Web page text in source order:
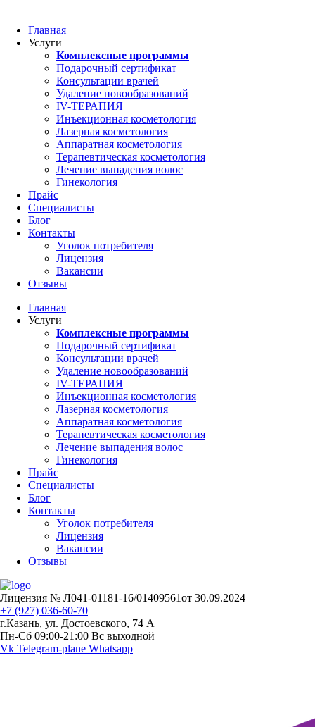
Главная
Услуги
Комплексные программы
Подарочный сертификат
Консультации врачей
Удаление новообразований
IV-ТЕРАПИЯ
Инъекционная косметология
Лазерная косметология
Аппаратная косметология
Терапевтическая косметология
Лечение выпадения волос
Гинекология
Прайс
Специалисты
Блог
Контакты
Уголок потребителя
Лицензия
Вакансии
Отзывы
Главная
Услуги
Комплексные программы
Подарочный сертификат
Консультации врачей
Удаление новообразований
IV-ТЕРАПИЯ
Инъекционная косметология
Лазерная косметология
Аппаратная косметология
Терапевтическая косметология
Лечение выпадения волос
Гинекология
Прайс
Специалисты
Блог
Контакты
Уголок потребителя
Лицензия
Вакансии
Отзывы
Лицензия № Л041-01181-16/01409561от 30.09.2024
+7 (927) 036-60-70
г.Казань, ул. Достоевского, 74 А
Пн-Сб 09:00-21:00 Вс выходной
Vk Telegram-plane Whatsapp